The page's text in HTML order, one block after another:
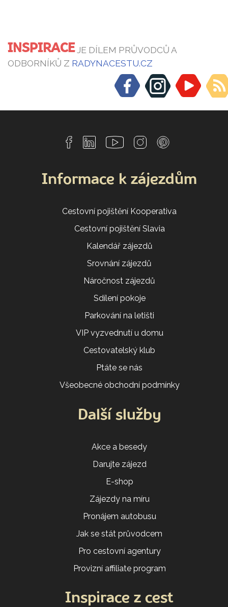
INSPIRACEJE DÍLEM PRŮVODCŮ A
ODBORNÍKŮ Z RADYNACESTU.CZ
Informace k zájezdům
Cestovní pojištění Kooperativa
Cestovní pojištění Slavia
Kalendář zájezdů
Srovnání zájezdů
Náročnost zájezdů
Sdílení pokoje
Parkování na letišti
VIP vyzvednutí u domu
Cestovatelský klub
Ptáte se nás
Všeobecné obchodní podmínky
Další služby
Akce a besedy
Darujte zájezd
E-shop
Zájezdy na míru
Pronájem autobusu
Jak se stát průvodcem
Pro cestovní agentury
Provizní affiliate program
Inspirace z cest